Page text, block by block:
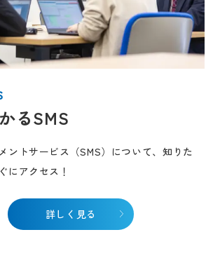
るSMS
ントサービス（SMS）について、知りた
にアクセス！
詳しく見る